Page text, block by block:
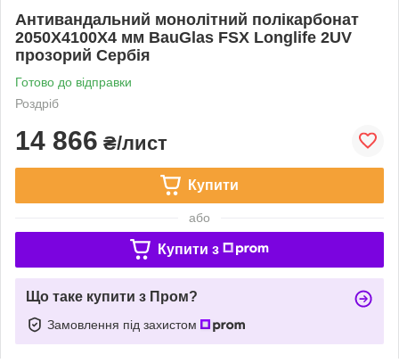
Антивандальний монолітний полікарбонат
2050Х4100Х4 мм BauGlas FSX Longlife 2UV
прозорий Сербія
Готово до відправки
Роздріб
14 866 ₴/лист
Купити
або
Купити з
Що таке купити з Пром?
Замовлення під захистом